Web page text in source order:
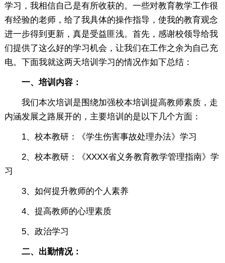
学习，我相信自己是有所收获的。一些对教育教学工作很
有经验的老师，给了我具体的操作指导，使我的教育观念
进一步得到更新，真是受益匪浅。首先，感谢校领导给我
们提供了这么好的学习机会，让我们在工作之余为自己充
电。下面我就这两天培训学习的情况作如下总结：
一、培训内容：
我们本次培训是围绕加强校本培训提高教师素质，走
内涵发展之路展开的，主要培训的是以下几个方面：
1、校本教研：《学生伤害事故处理办法》学习
2、校本教研：《XXXX省义务教育教学管理指南》学
习
3、如何提升教师的个人素养
4、提高教师的心理素质
5、政治学习
二、出勤情况：